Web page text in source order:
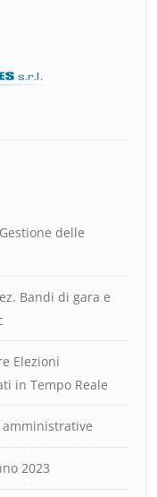
delle
Bandi di gara e
Elezioni
in Tempo Reale
2023